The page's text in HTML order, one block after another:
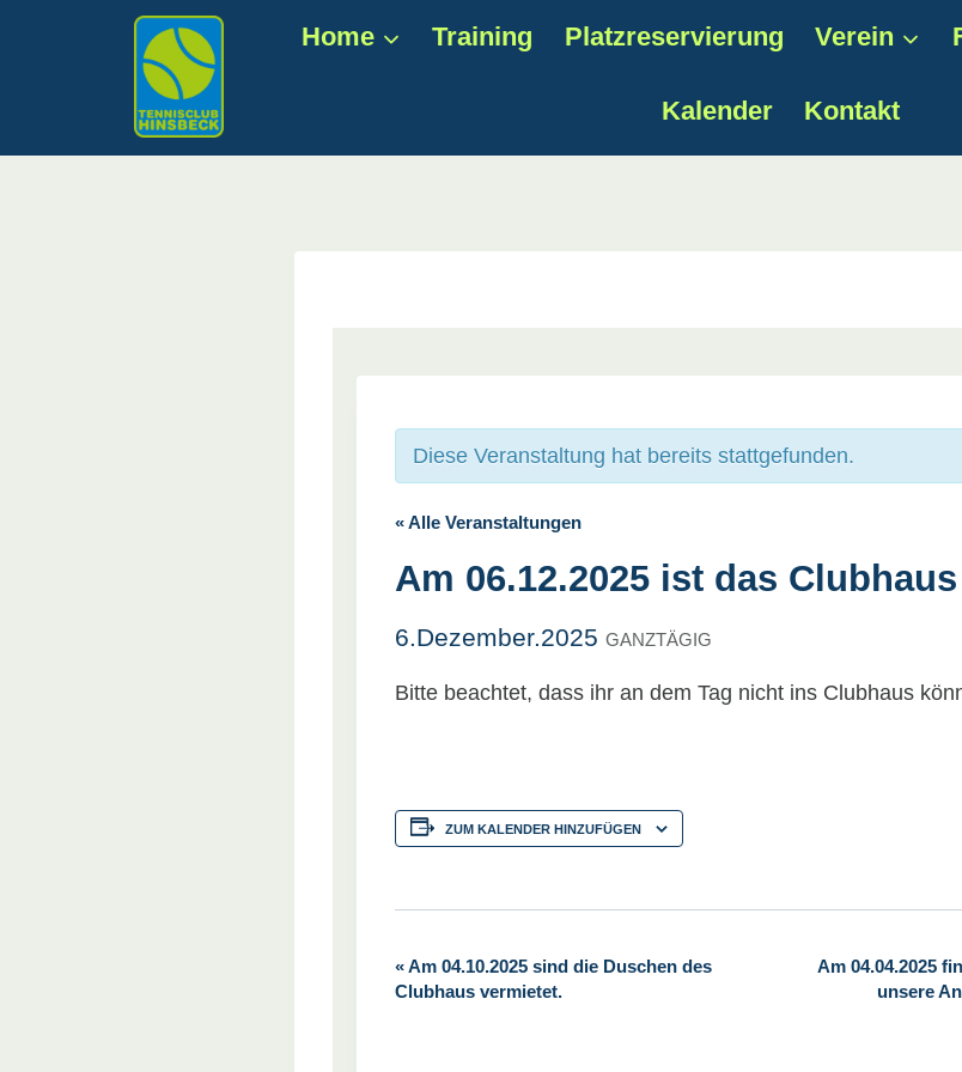
Home Training Platzreservierung Verein
Kalender Kontakt
Diese Veranstaltung hat bereits stattgefunden.
« Alle Veranstaltungen
Am 06.12.2025 ist das
6.Dezember.2025 GANZTÄGIG
Bitte beachtet, dass ihr an dem Tag nicht ins Clubhaus
ZUM KALENDER HINZUFÜGEN
V
«Am 04.10.2025 sind die Duschen des
Clubhaus vermietet.
Am 04.04.2025
unsere